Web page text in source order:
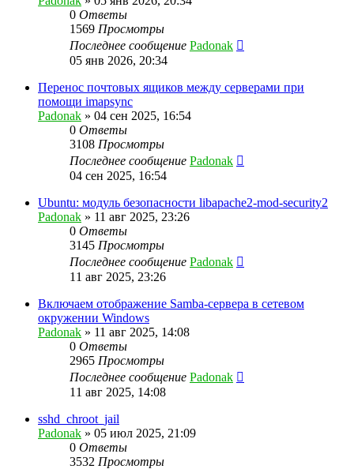
0 Ответы
1569 Просмотры
Последнее сообщение Padonak
05 янв 2026, 20:34
Перенос почтовых ящиков между серверами при
помощи imapsync
Padonak » 04 сен 2025, 16:54
0 Ответы
3108 Просмотры
Последнее сообщение Padonak
04 сен 2025, 16:54
Ubuntu: модуль безопасности libapache2-mod-security2
Padonak » 11 авг 2025, 23:26
0 Ответы
3145 Просмотры
Последнее сообщение Padonak
11 авг 2025, 23:26
Включаем отображение Samba-сервера в сетевом
окружении Windows
Padonak » 11 авг 2025, 14:08
0 Ответы
2965 Просмотры
Последнее сообщение Padonak
11 авг 2025, 14:08
sshd_chroot_jail
Padonak » 05 июл 2025, 21:09
0 Ответы
3532 Просмотры